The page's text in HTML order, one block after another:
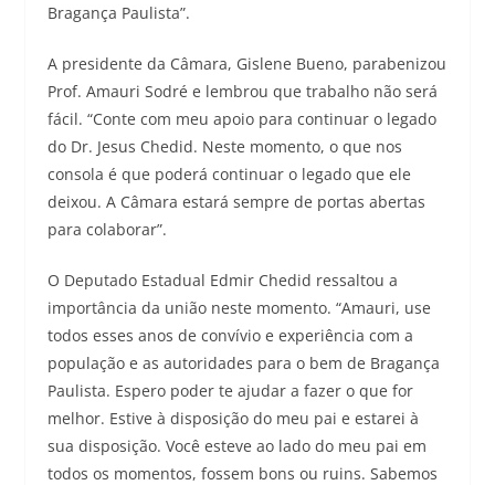
Bragança Paulista”.
A presidente da Câmara, Gislene Bueno, parabenizou
Prof. Amauri Sodré e lembrou que trabalho não será
fácil. “Conte com meu apoio para continuar o legado
do Dr. Jesus Chedid. Neste momento, o que nos
consola é que poderá continuar o legado que ele
deixou. A Câmara estará sempre de portas abertas
para colaborar”.
O Deputado Estadual Edmir Chedid ressaltou a
importância da união neste momento. “Amauri, use
todos esses anos de convívio e experiência com a
população e as autoridades para o bem de Bragança
Paulista. Espero poder te ajudar a fazer o que for
melhor. Estive à disposição do meu pai e estarei à
sua disposição. Você esteve ao lado do meu pai em
todos os momentos, fossem bons ou ruins. Sabemos